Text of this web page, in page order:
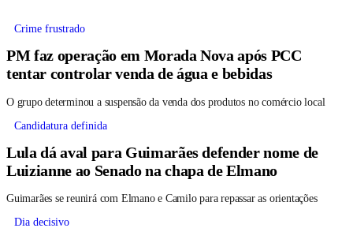
Crime frustrado
PM faz operação em Morada Nova após PCC
tentar controlar venda de água e bebidas
O grupo determinou a suspensão da venda dos produtos no comércio local
Candidatura definida
Lula dá aval para Guimarães defender nome de
Luizianne ao Senado na chapa de Elmano
Guimarães se reunirá com Elmano e Camilo para repassar as orientações
Dia decisivo